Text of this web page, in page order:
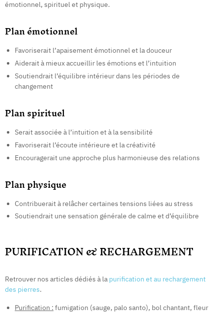
émotionnel, spirituel et physique.
Plan émotionnel
Favoriserait l’apaisement émotionnel et la douceur
Aiderait à mieux accueillir les émotions et l’intuition
Soutiendrait l’équilibre intérieur dans les périodes de
changement
Plan spirituel
Serait associée à l’intuition et à la sensibilité
Favoriserait l’écoute intérieure et la créativité
Encouragerait une approche plus harmonieuse des relations
Plan physique
Contribuerait à relâcher certaines tensions liées au stress
Soutiendrait une sensation générale de calme et d’équilibre
PURIFICATION & RECHARGEMENT
Retrouver nos articles dédiés à la purification et au rechargement
des pierres.
Purification : fumigation (sauge, palo santo), bol chantant, fleur